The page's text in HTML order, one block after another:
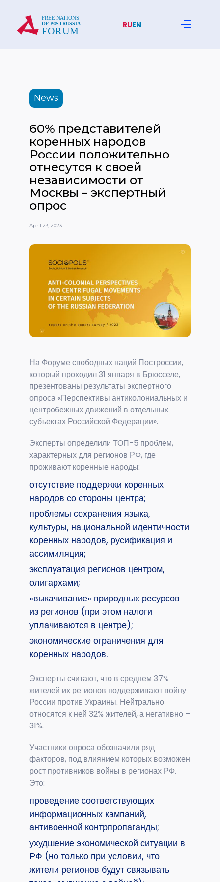
RUEN
News
60% представителей
коренных народов
России положительно
отнесутся к своей
независимости от
Москвы – экспертный
опрос
April 23, 2023
На Форуме свободных наций Построссии,
который проходил 31 января в Брюсселе,
презентованы результаты экспертного
опроса «Перспективы антиколониальных и
центробежных движений в отдельных
субъектах Российской Федерации».
Эксперты определили ТОП-5 проблем,
характерных для регионов РФ, где
проживают коренные народы:
отсутствие поддержки коренных
народов со стороны центра;
проблемы сохранения языка,
культуры, национальной идентичности
коренных народов, русификация и
ассимиляция;
эксплуатация регионов центром,
олигархами;
«выкачивание» природных ресурсов
из регионов (при этом налоги
уплачиваются в центре);
экономические ограничения для
коренных народов.
Эксперты считают, что в среднем 37%
жителей их регионов поддерживают войну
России против Украины. Нейтрально
относятся к ней 32% жителей, а негативно –
31%.
Участники опроса обозначили ряд
факторов, под влиянием которых возможен
рост противников войны в регионах РФ.
Это:
проведение соответствующих
информационных кампаний,
антивоенной контрпропаганды;
ухудшение экономической ситуации в
РФ (но только при условии, что
жители регионов будут связывать